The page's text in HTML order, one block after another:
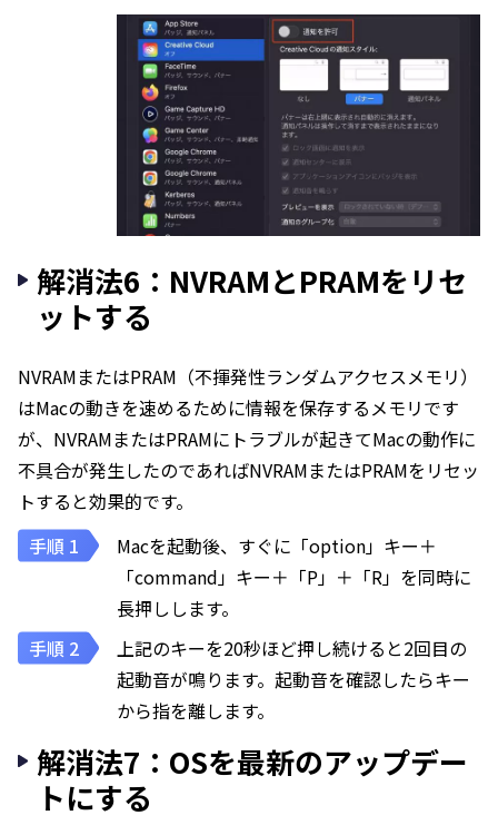
解消法6：NVRAMとPRAMをリセ
ットする
NVRAMまたはPRAM（不揮発性ランダムアクセスメモリ）
はMacの動きを速めるために情報を保存するメモリです
が、NVRAMまたはPRAMにトラブルが起きてMacの動作に
不具合が発生したのであればNVRAMまたはPRAMをリセッ
トすると効果的です。
Macを起動後、すぐに「option」キー＋
「command」キー＋「P」＋「R」を同時に
長押しします。
上記のキーを20秒ほど押し続けると2回目の
起動音が鳴ります。起動音を確認したらキー
から指を離します。
解消法7：OSを最新のアップデー
トにする